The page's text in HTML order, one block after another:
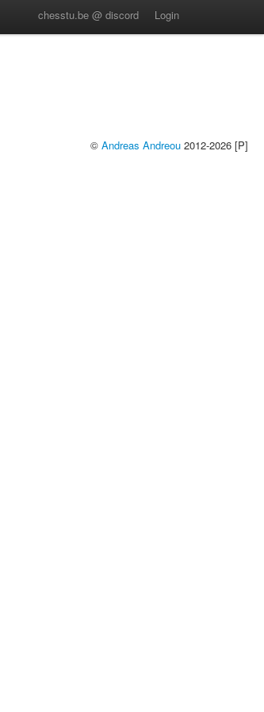
chesstu.be @ discord Login
© Andreas Andreou 2012-2026 [P]